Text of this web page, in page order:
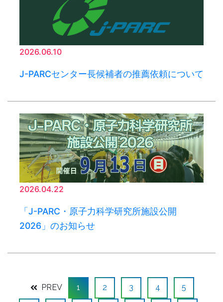
2026.06.10
J-PARCセンター長候補者の推薦依頼について
2026.04.22
「J-PARC・原子力科学研究所施設公開
2026」のお知らせ
PREV 1 2 3 4 5